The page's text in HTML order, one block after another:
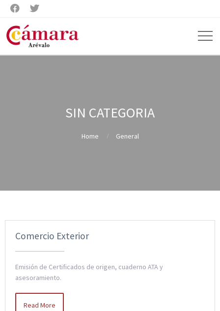
 
SIN CATEGORIA
Home General
Comercio Exterior
Emisión de Certificados de origen, cuaderno ATA y
asesoramiento.
Read More